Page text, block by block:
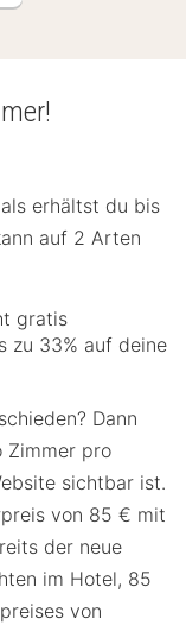
erhältst du bis
auf 2 Arten
gratis
zu 33% auf deine
Dann
Zimmer pro
sichtbar ist.
von 85 € mit
der neue
im Hotel, 85
von